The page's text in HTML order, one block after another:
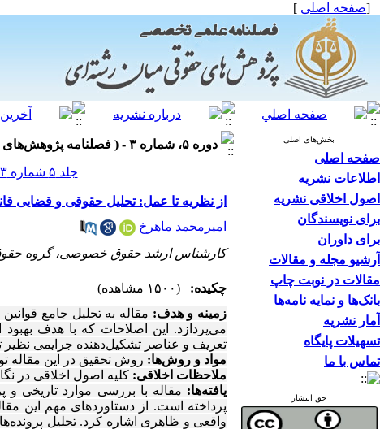
[صفحه اصلی ]
بخش‌های اصلی
صفحه اصلی
اطلاعات نشریه
اصول اخلاقی نشریه
برای نویسندگان
برای داوران
آرشیو مجله و مقالات
مقالات در نوبت چاپ
بانک‌ها و نمایه نامه‌ها
آمار نشریه
تسهیلات پایگاه
تماس با ما
حق انتشار
دوره ۵، شماره ۳ - ( فصلنامه پژوهش‌های حقوقی میان‌رشته‌ای ۱۴۰۳ )
جلد ۵ شماره ۳ صفحات ۸۵-۷۱
از نظریه تا عمل: تحلیل حقوقی و قضایی
امیرمحمد ماهرخ
کارشناس ارشد حقوق خصوصی، گروه حقوق،
چکیده:
(۱۵۰۰ مشاهده)
زمینه و هدف:
می‌پردازد. این اصلاحات که با هدف
تعریف و عناصر تشکیل‌دهنده جرایمی نظیر
مواد و روش‌ها: روش تحقیق در این مقاله
ملاحظات اخلاقی: کلیه اصول اخلاقی در
یافته‌ها: مقاله با بررسی موارد تاریخی و
پرداخته است. از دستاوردهای مهم این
واقعی و ظاهری اشاره کرد. تحلیل